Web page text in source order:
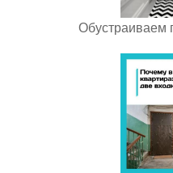
Обустраиваем